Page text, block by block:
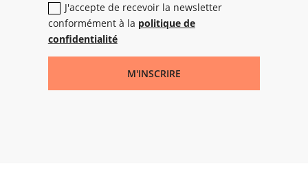
J'accepte de recevoir la newsletter
conformément à la politique de
confidentialité
M'INSCRIRE